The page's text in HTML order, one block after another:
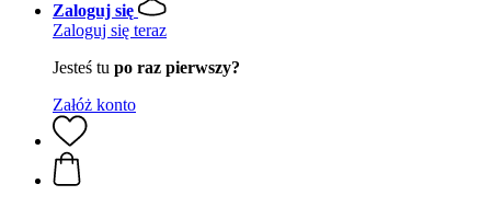
Zaloguj się
Zaloguj się teraz
Jesteś tu po raz pierwszy?
Załóż konto